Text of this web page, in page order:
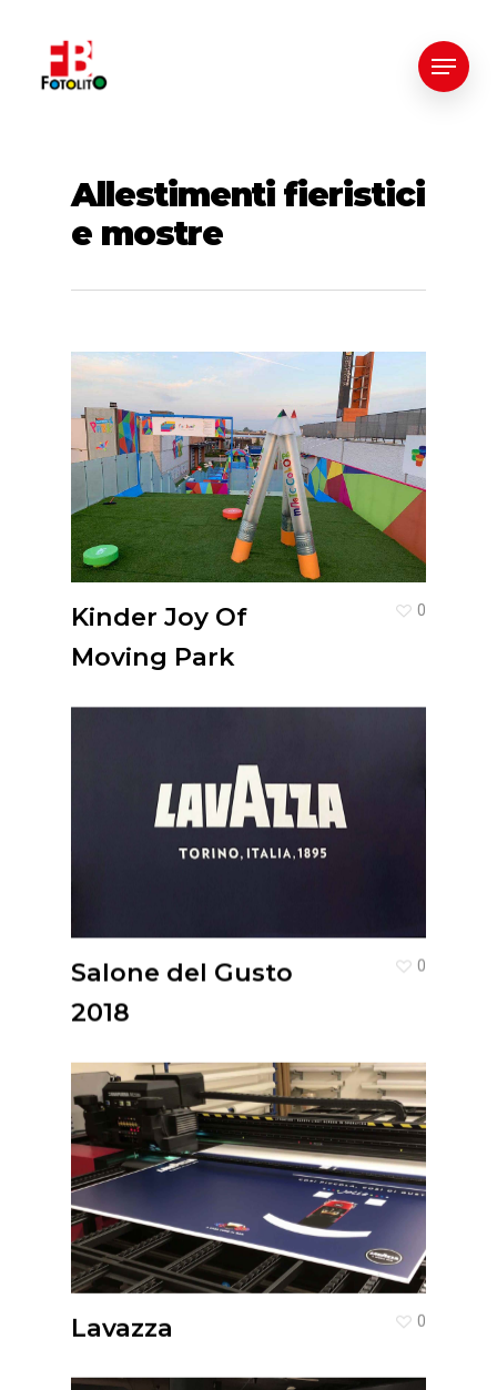
Allestimenti fieristici
e mostre
Kinder Joy Of
Moving Park
0
Salone del Gusto
2018
0
Lavazza 0